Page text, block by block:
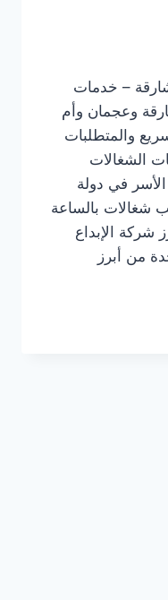
– خدمات
وعجمان وأم
والمتطلبات
الشغالات
في دولة
شغالات بالساعة
تبرز شركة الإبداع
من أبرز